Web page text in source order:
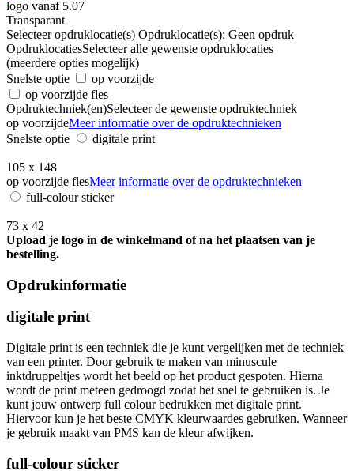
Transparant
Selecteer opdruklocatie(s) Opdruklocatie(s): Geen opdruk
OpdruklocatiesSelecteer alle gewenste opdruklocaties
(meerdere opties mogelijk)
Snelste optie
op voorzijde
op voorzijde fles
Opdruktechniek(en)Selecteer de gewenste opdruktechniek
op voorzijdeMeer informatie over de opdruktechnieken
Snelste optie
digitale print
105 x 148
op voorzijde flesMeer informatie over de opdruktechnieken
full-colour sticker
73 x 42
Upload je logo in de winkelmand of na het plaatsen van je
bestelling.
Opdrukinformatie
digitale print
Digitale print is een techniek die je kunt vergelijken met de techniek
van een printer. Door gebruik te maken van minuscule
inktdruppeltjes wordt het beeld op het product gespoten. Hierna
wordt de print meteen gedroogd zodat het snel te gebruiken is. Je
kunt jouw ontwerp full colour bedrukken met digitale print.
Hiervoor kun je het beste CMYK kleurwaardes gebruiken. Wanneer
je gebruik maakt van PMS kan de kleur afwijken.
full-colour sticker